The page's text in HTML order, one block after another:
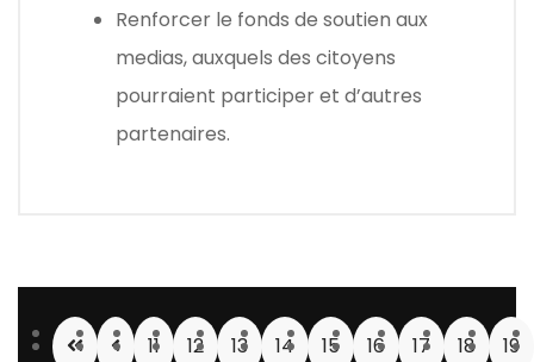
Renforcer le fonds de soutien aux
medias, auxquels des citoyens
pourraient participer et d’autres
partenaires.
11 12 13 14 15 16 17 18 19